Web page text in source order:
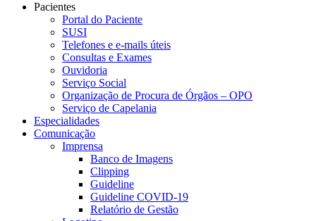
Pacientes
Portal do Paciente
SUSI
Telefones e e-mails úteis
Consultas e Exames
Ouvidoria
Serviço Social
Organização de Procura de Órgãos – OPO
Serviço de Capelania
Especialidades
Comunicação
Imprensa
Banco de Imagens
Clipping
Guideline
Guideline COVID-19
Relatório de Gestão